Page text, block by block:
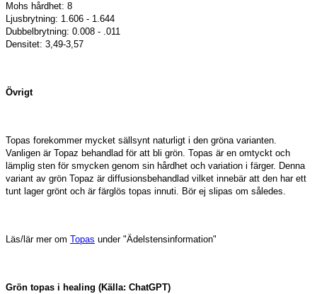
Mohs hårdhet: 8
Ljusbrytning: 1.606 - 1.644
Dubbelbrytning: 0.008 - .011
Densitet: 3,49-3,57
Övrigt
Topas forekommer mycket sällsynt naturligt i den gröna varianten.
Vanligen är Topaz behandlad för att bli grön. Topas är en omtyckt och
lämplig sten för smycken genom sin hårdhet och variation i färger. Denna
variant av grön Topaz är diffusionsbehandlad vilket innebär att den har ett
tunt lager grönt och är färglös topas innuti. Bör ej slipas om således.
Läs/lär mer om Topas under "Ädelstensinformation"
Grön topas i healing (Källa: ChatGPT)